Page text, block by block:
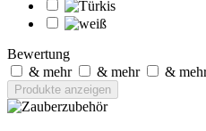
Bewertung
& mehr
& mehr &
Produkte anzeigen